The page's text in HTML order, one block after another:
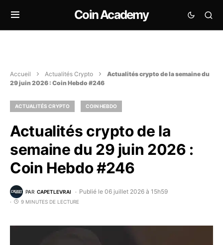
Coin Academy
Accueil Actualités Crypto
Actualités crypto de la semaine du
29 juin 2026 : Coin Hebdo #246
ACTUALITÉS CRYPTO COIN HEBDO
Actualités crypto de la
semaine du 29 juin 2026 :
Coin Hebdo #246
PAR CAPETLEVRAI Publié le 06 juillet 2026 à 15h59
9 MINUTES DE LECTURE